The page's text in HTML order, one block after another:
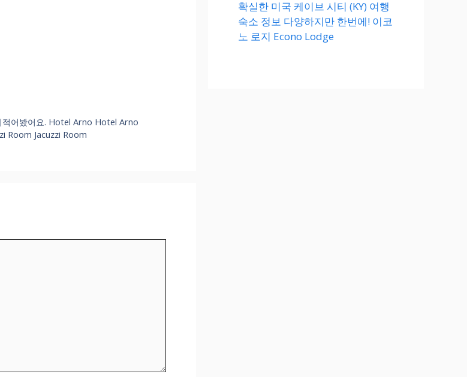
적어봤어요. Hotel Arno Hotel Arno
Room Jacuzzi Room
확실한 미국 케이브 시티 (KY) 여행
숙소 정보 다양하지만 한번에! 이코
노 로지 Econo Lodge